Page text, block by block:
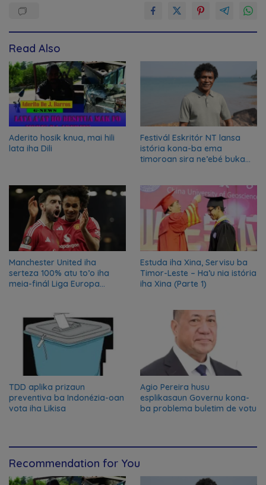
Read Also
Aderito hosik knua, mai hili
lata iha Dili
Festivál Eskritór NT lansa
istória kona-ba ema
timoroan sira ne’ebé buka
Manchester United iha
serteza 100% atu to’o iha
meia-finál Liga Europa
Estuda iha Xina, Servisu ba
Timor-Leste – Ha’u nia istória
iha Xina (Parte 1)
TDD aplika prizaun
preventiva ba Indonézia-oan
vota iha Likisa
Agio Pereira husu
esplikasaun Governu kona-
ba problema buletim de votu
Recommendation for You